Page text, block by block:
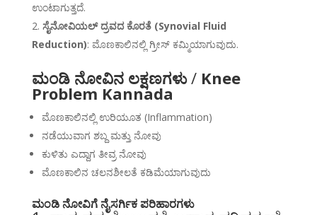
ಉಂಟಾಗುತ್ತದೆ.
ಸೈನೋವಿಯಲ್ ದ್ರವದ ಕೊರತೆ (Synovial Fluid
Reduction): ಮೊಣಕಾಲಿನಲ್ಲಿ ಗ್ರೀಸ್ ಕಮ್ಮಿಯಾಗುವುದು.
ಮಂಡಿ ನೋವಿನ ಲಕ್ಷಣಗಳು/ Knee
Problem Kannada
ಮೊಣಕಾಲಿನಲ್ಲಿ ಉರಿಯೂತ (Inflammation)
ನಡೆಯುವಾಗ ಶಬ್ದ ಮತ್ತು ನೋವು
ಕುಳಿತು ಎದ್ದಾಗ ತೀವ್ರ ನೋವು
ಮೊಣಕಾಲಿನ ಚಲನಶೀಲತೆ ಕಡಿಮೆಯಾಗುವುದು
ಮಂಡಿ ನೋವಿಗೆ ನೈಸರ್ಗಿಕ ಪರಿಹಾರಗಳು